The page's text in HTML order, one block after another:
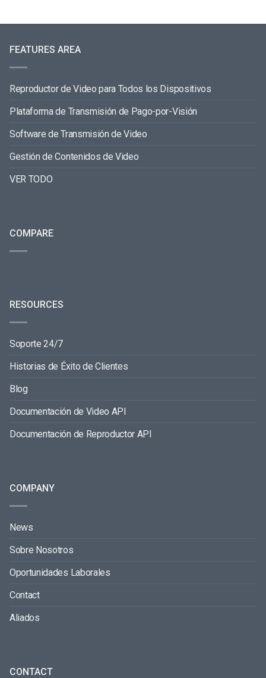
FEATURES AREA
Reproductor de Video para Todos los Dispositivos
Plataforma de Transmisión de Pago-por-Visión
Software de Transmisión de Video
Gestión de Contenidos de Video
VER TODO
COMPARE
RESOURCES
Soporte 24/7
Historias de Éxito de Clientes
Blog
Documentación de Video API
Documentación de Reproductor API
COMPANY
News
Sobre Nosotros
Oportunidades Laborales
Contact
Aliados
CONTACT